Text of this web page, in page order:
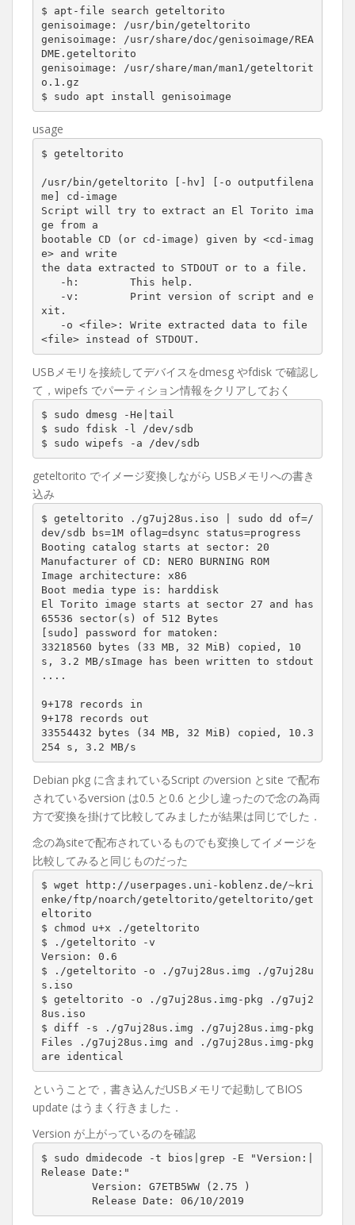
$ apt-file search geteltorito
genisoimage: /usr/bin/geteltorito
genisoimage: /usr/share/doc/genisoimage/REA
DME.geteltorito
genisoimage: /usr/share/man/man1/geteltorit
o.1.gz
$ sudo apt install genisoimage
usage
$ geteltorito
/usr/bin/geteltorito [-hv] [-o outputfilena
me] cd-image
Script will try to extract an El Torito ima
ge from a
bootable CD (or cd-image) given by <cd-imag
e> and write
the data extracted to STDOUT or to a file.
xit.
<file> instead of STDOUT.
USBメモリを接続してデバイスをdmesg やfdisk で確認し
て，wipefs でパーティション情報をクリアしておく
$ sudo dmesg -He|tail
$ sudo fdisk -l /dev/sdb
$ sudo wipefs -a /dev/sdb
geteltorito でイメージ変換しながら USBメモリへの書き
込み
$ geteltorito ./g7uj28us.iso | sudo dd of=/
dev/sdb bs=1M oflag=dsync status=progress
Booting catalog starts at sector: 20
Manufacturer of CD: NERO BURNING ROM
Image architecture: x86
Boot media type is: harddisk
El Torito image starts at sector 27 and has
65536 sector(s) of 512 Bytes
[sudo] password for matoken:
33218560 bytes (33 MB, 32 MiB) copied, 10
s, 3.2 MB/sImage has been written to stdout
....
9+178 records in
9+178 records out
33554432 bytes (34 MB, 32 MiB) copied, 10.3
254 s, 3.2 MB/s
Debian pkg に含まれているScript のversion とsite で配布
されているversion は0.5 と0.6 と少し違ったので念の為両
方で変換を掛けて比較してみましたが結果は同じでした．
念の為siteで配布されているものでも変換してイメージを
比較してみると同じものだった
$ wget http://userpages.uni-koblenz.de/~kri
enke/ftp/noarch/geteltorito/geteltorito/get
eltorito
$ chmod u+x ./geteltorito
$ ./geteltorito -v
Version: 0.6
$ ./geteltorito -o ./g7uj28us.img ./g7uj28u
s.iso
$ geteltorito -o ./g7uj28us.img-pkg ./g7uj2
8us.iso
$ diff -s ./g7uj28us.img ./g7uj28us.img-pkg
Files ./g7uj28us.img and ./g7uj28us.img-pkg
are identical
ということで，書き込んだUSBメモリで起動してBIOS
update はうまく行きました．
Version が上がっているのを確認
$ sudo dmidecode -t bios|grep -E "Version:|
Release Date:"
        Release Date: 06/10/2019